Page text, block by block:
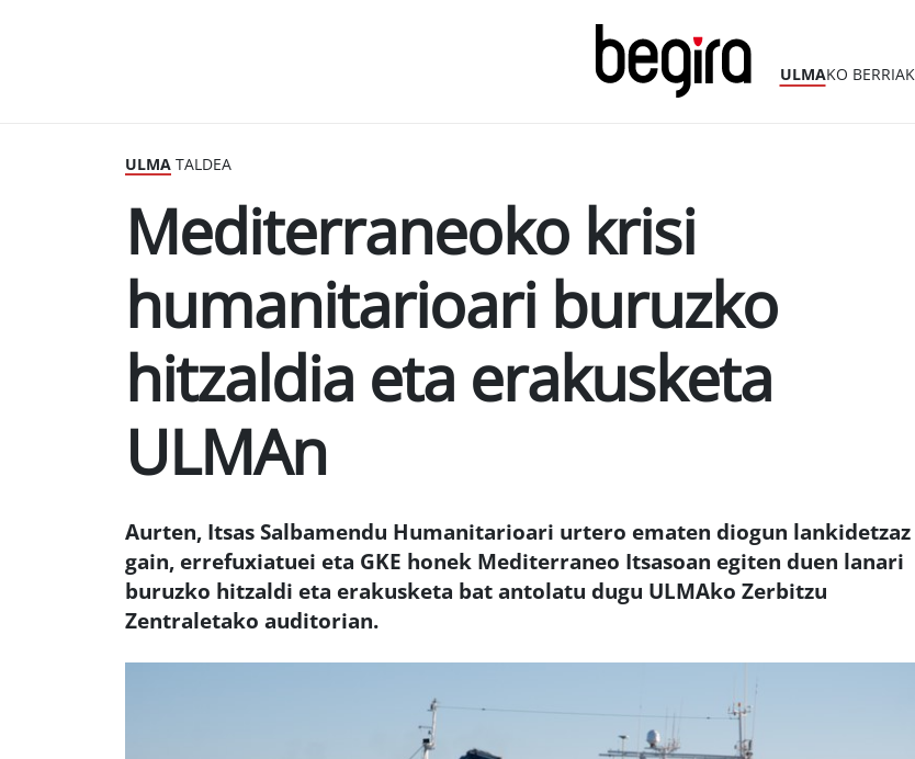
ULMAKO BERRIAK
ULMA TALDEA
Mediterraneoko krisi
humanitarioari buruzko
hitzaldia eta erakusketa
ULMAn
Aurten, Itsas Salbamendu Humanitarioari urtero ematen diogun lankidetzaz
gain, errefuxiatuei eta GKE honek Mediterraneo Itsasoan egiten duen lanari
buruzko hitzaldi eta erakusketa bat antolatu dugu ULMAko Zerbitzu
Zentraletako auditorian.